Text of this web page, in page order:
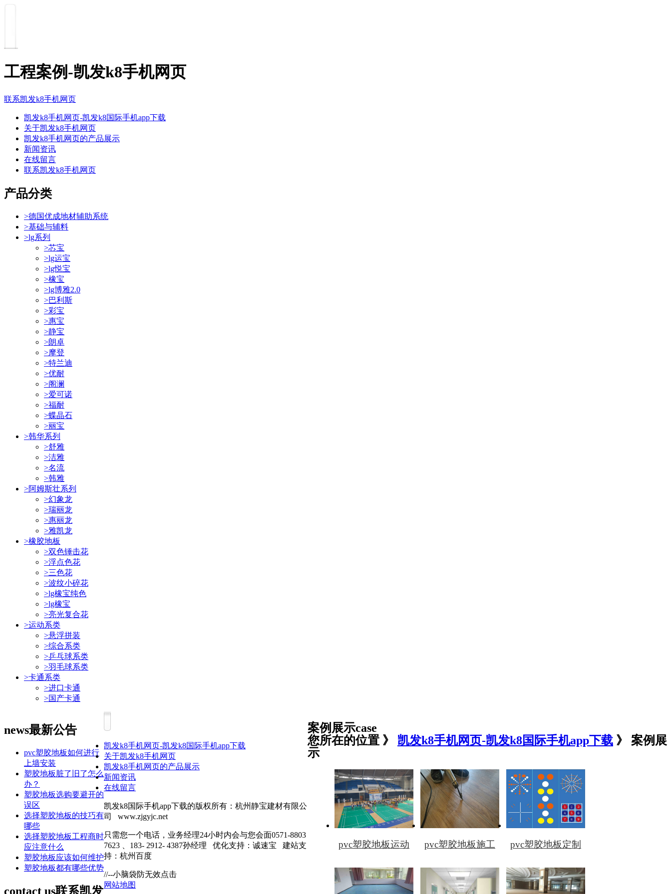
工程案例-凯发k8手机网页
联系凯发k8手机网页
凯发k8手机网页-凯发k8国际手机app下载
关于凯发k8手机网页
凯发k8手机网页的产品展示
新闻资讯
在线留言
联系凯发k8手机网页
产品分类
>德国优成地材辅助系统
>基础与辅料
>lg系列
>芯宝
>lg运宝
>lg悦宝
>橡宝
>lg博雅2.0
>巴利斯
>彩宝
>惠宝
>静宝
>朗卓
>摩登
>特兰迪
>优耐
>阁澜
>爱可诺
>福耐
>蝶晶石
>丽宝
>韩华系列
>舒雅
>洁雅
>名流
>韩雅
>阿姆斯壮系列
>幻象龙
>瑞丽龙
>惠丽龙
>雅凯龙
>橡胶地板
>双色锤击花
>浮点色花
>三色花
>波纹小碎花
>lg橡宝纯色
>lg橡宝
>亮光复合花
>运动系类
>悬浮拼装
>综合系类
>乒乓球系类
>羽毛球系类
>卡通系类
>进口卡通
>国产卡通
news最新公告
pvc塑胶地板如何进行
上墙安装
塑胶地板脏了旧了怎么
办？
塑胶地板选购要避开的
误区
选择塑胶地板的技巧有
哪些
选择塑胶地板工程商时
应注意什么
塑胶地板应该如何维护
塑胶地板都有哪些优势
contact us联系凯发
案例展示case
您所在的位置 》 凯发k8手机网页-凯发k8国际手机app下载 》 案例展
示
pvc塑胶地板运动
pvc塑胶地板施工
pvc塑胶地板定制
凯发k8手机网页-凯发k8国际手机app下载
关于凯发k8手机网页
凯发k8手机网页的产品展示
新闻资讯
在线留言
凯发k8国际手机app下载的版权所有：杭州静宝建材有限公
司 www.zjgyjc.net
只需您一个电话，业务经理24小时内会与您会面0571-8803
7623 、183- 2912- 4387孙经理 优化支持：诚速宝 建站支
持：杭州百度
//--小脑袋防无效点击
网站地图